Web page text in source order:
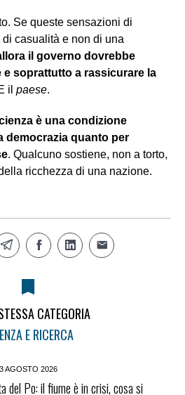
Se queste sensazioni di
casualità e non di una
il governo dovrebbe
soprattutto a rassicurare la
il paese.
è una condizione
democrazia quanto per
. Qualcuno sostiene, non a torto,
ricchezza di una nazione.
CATEGORIA
E RICERCA
3 AGOSTO 2026
del Po: il fiume è in crisi, cosa si